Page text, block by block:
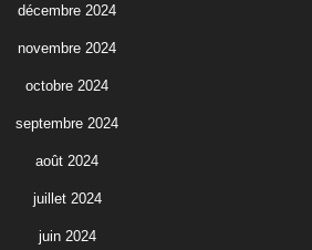
décembre 2024
novembre 2024
octobre 2024
septembre 2024
août 2024
juillet 2024
juin 2024